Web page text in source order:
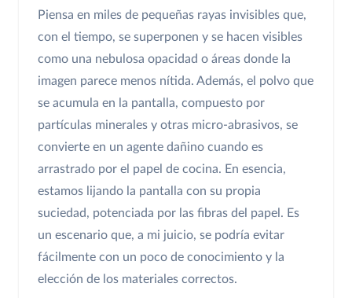
Piensa en miles de pequeñas rayas invisibles que,
con el tiempo, se superponen y se hacen visibles
como una nebulosa opacidad o áreas donde la
imagen parece menos nítida. Además, el polvo que
se acumula en la pantalla, compuesto por
partículas minerales y otras micro-abrasivos, se
convierte en un agente dañino cuando es
arrastrado por el papel de cocina. En esencia,
estamos lijando la pantalla con su propia
suciedad, potenciada por las fibras del papel. Es
un escenario que, a mi juicio, se podría evitar
fácilmente con un poco de conocimiento y la
elección de los materiales correctos.